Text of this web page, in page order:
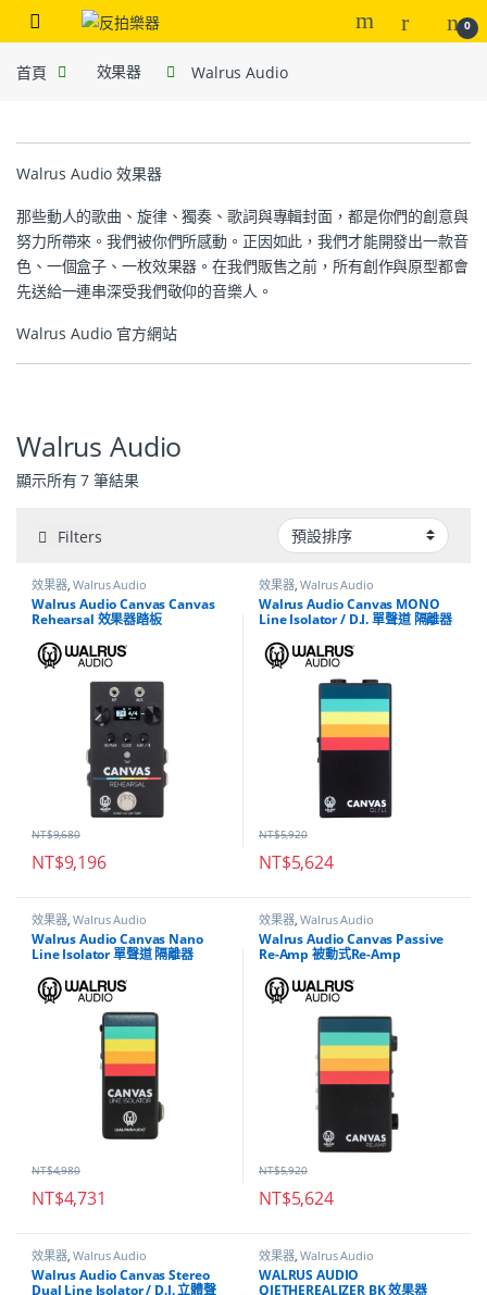
0
首頁 效果器 Walrus Audio
Walrus Audio 效果器
那些動人的歌曲、旋律、獨奏、歌詞與專輯封面，都是你們的創意與
努力所帶來。我們被你們所感動。正因如此，我們才能開發出一款音
色、一個盒子、一枚效果器。在我們販售之前，所有創作與原型都會
先送給一連串深受我們敬仰的音樂人。
Walrus Audio 官方網站
Walrus Audio
顯示所有 7 筆結果
Filters
效果器,Walrus Audio
Walrus Audio Canvas Canvas
Rehearsal 效果器踏板
NT$9,196
NT$9,680
效果器,Walrus Audio
Walrus Audio Canvas MONO
Line Isolator / D.I. 單聲道 隔離器
NT$5,624
NT$5,920
效果器,Walrus Audio
Walrus Audio Canvas Nano
Line Isolator 單聲道 隔離器
NT$4,731
NT$4,980
效果器,Walrus Audio
Walrus Audio Canvas Passive
Re-Amp 被動式Re-Amp
NT$5,624
NT$5,920
效果器,Walrus Audio
Walrus Audio Canvas Stereo
Dual Line Isolator / D.I. 立體聲
效果器,Walrus Audio
WALRUS AUDIO
QIETHEREALIZER BK 效果器